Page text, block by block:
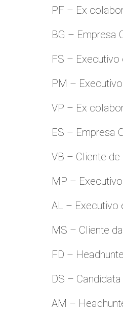
PF – Ex
BG – Empresa
FS – Executivo
PM –
VP – Ex
ES – Empresa
VB – Cliente de
MP –
AL – Executivo
MS – Cliente
FD –
DS –
AM –